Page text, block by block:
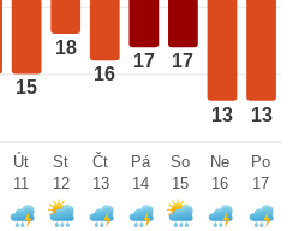
15
18
16
17 17
13 13
Út
11
St
12
Čt
13
Pá
14
So
15
Ne
16
Po
17